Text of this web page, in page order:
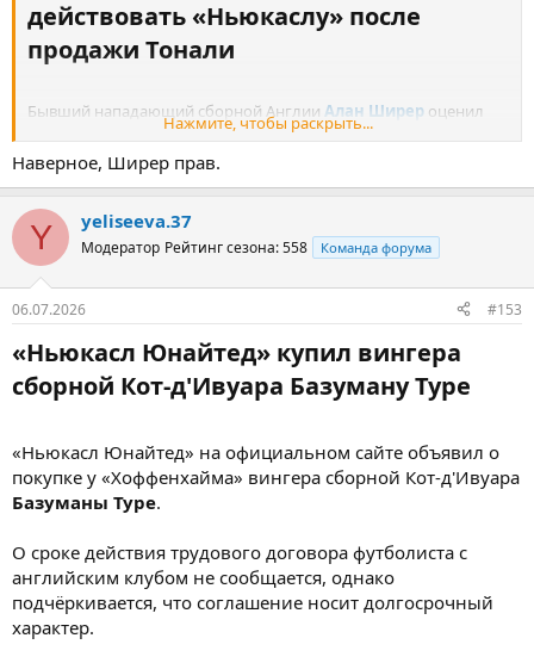
действовать «Ньюкаслу» после
продажи Тонали​
Бывший нападающий сборной Англии Алан Ширер оценил
ожидаемый переход полузащитникаСандро Тонали
«Ньюкасл Юнайтед» в «Тоттенхэм Хотспур».
уже говорил, если «Ньюкасл» установит сумму трансфера в
трёхзначном размере и будет придерживаться её, то это
нормально, это клуб и получил. Прошлый сезон в его
исполнении вряд ли можно назвать впечатляющим.
Мы не увидели того Тонали, которого застали сезоном ранее,
ведь тогда он был просто невероятен. Сандро не достиг своих
же высоких стандартов в прошлом сезоне. Поэтому здорово,
что за Тонали получится выручить так много денег, это
Теперь клубу нужно с умом воспользоваться этими финансами.
Судя по всему, команда сделает ставку на молодых и голодных
до побед футболистов стоимостью £ 30-40 млн. Если так и
будет, то меня это устроит», — приводит слова Ширера Tribal
Нажмите, чтобы раскрыть...
Наверное, Ширер прав.
Y yeliseeva.37
Модератор Рейтинг сезона: 558 Команда форума
06.07.2026 #153
«Ньюкасл Юнайтед» купил вингера
сборной Кот-д'Ивуара Базуману Туре​
«Ньюкасл Юнайтед» на официальном сайте объявил о
покупке у «Хоффенхайма» вингера сборной Кот-д'Ивуара
Базуманы Туре.
О сроке действия трудового договора футболиста с
английским клубом не сообщается, однако
подчёркивается, что соглашение носит долгосрочный
характер.